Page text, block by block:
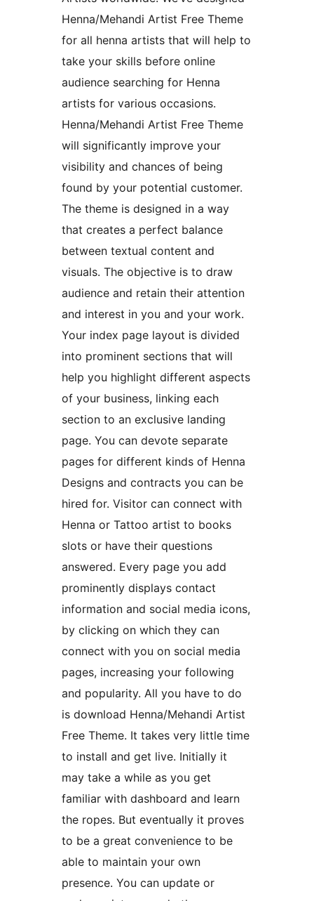
Henna/Mehandi Artist Free Theme
for all henna artists that will help to
take your skills before online
audience searching for Henna
artists for various occasions.
Henna/Mehandi Artist Free Theme
will significantly improve your
visibility and chances of being
found by your potential customer.
The theme is designed in a way
that creates a perfect balance
between textual content and
visuals. The objective is to draw
audience and retain their attention
and interest in you and your work.
Your index page layout is divided
into prominent sections that will
help you highlight different aspects
of your business, linking each
section to an exclusive landing
page. You can devote separate
pages for different kinds of Henna
Designs and contracts you can be
hired for. Visitor can connect with
Henna or Tattoo artist to books
slots or have their questions
answered. Every page you add
prominently displays contact
information and social media icons,
by clicking on which they can
connect with you on social media
pages, increasing your following
and popularity. All you have to do
is download Henna/Mehandi Artist
Free Theme. It takes very little time
to install and get live. Initially it
may take a while as you get
familiar with dashboard and learn
the ropes. But eventually it proves
to be a great convenience to be
able to maintain your own
presence. You can update or